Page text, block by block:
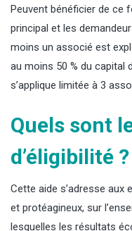
Peuvent bénéficier de ce
principal et les
moins un associé est
au moins 50 % du capital
s’applique limitée à 3
Quels sont
d’éligibilité ?
Cette aide s’adresse aux
et protéagineux, sur
lesquelles les résultats